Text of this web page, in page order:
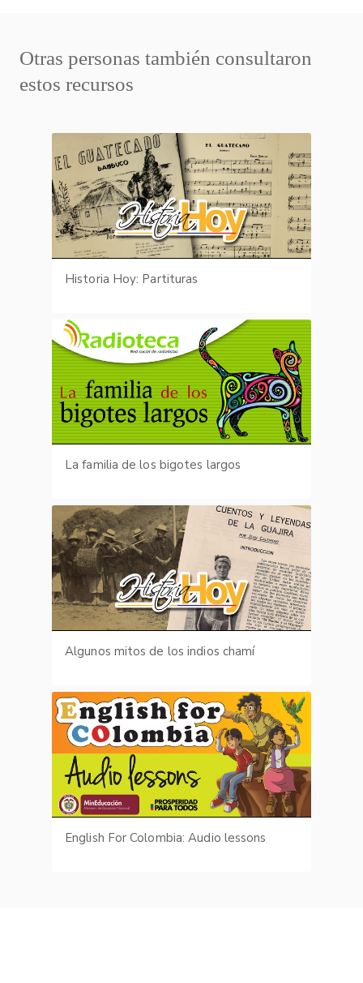
Otras personas también consultaron
estos recursos
Historia Hoy: Partituras
La familia de los bigotes largos
Algunos mitos de los indios chamí
English For Colombia: Audio lessons